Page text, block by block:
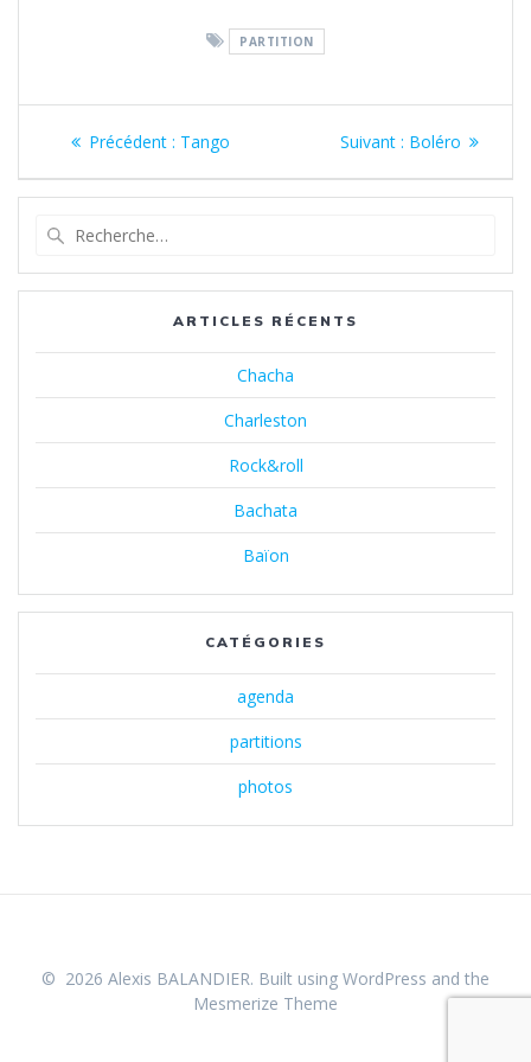
PARTITION
Navigation
de
l’article
Précédent : Article
Tango Suivant : Article
Boléro
:
ARTICLES RÉCENTS
Chacha
Charleston
Rock&roll
Bachata
Baïon
CATÉGORIES
agenda
partitions
photos
© 2026 Alexis BALANDIER. Built using WordPress and the
Mesmerize Theme